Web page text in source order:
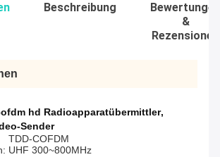
Beschreibung
Bewertungen
&
Rezensionen
hd Radioapparatübermittler,
Sender
TDD-COFDM
UHF 300~800MHz